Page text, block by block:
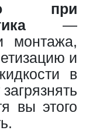
при
—
монтажа,
и
в
вы этого